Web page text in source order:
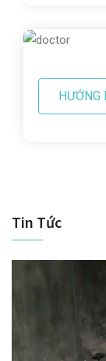
HƯỚNG
Tin Tức